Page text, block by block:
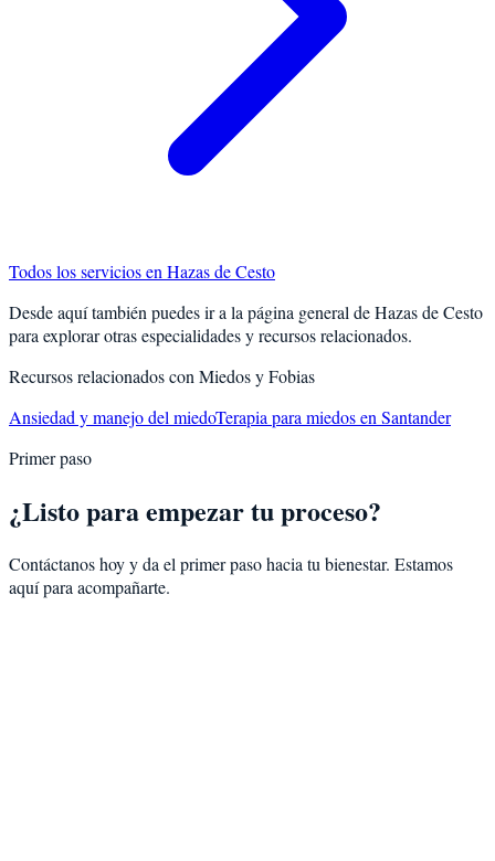
Todos los servicios en Hazas de Cesto
Desde aquí también puedes ir a la página general deHazas de Cesto
para explorar otras especialidades y recursos relacionados.
Recursos relacionados con Miedos y Fobias
Ansiedad y manejo del miedoTerapia para miedos en Santander
Primer paso
¿Listo para empezar tu proceso?
Contáctanos hoy y da el primer paso hacia tu bienestar. Estamos
aquí para acompañarte.